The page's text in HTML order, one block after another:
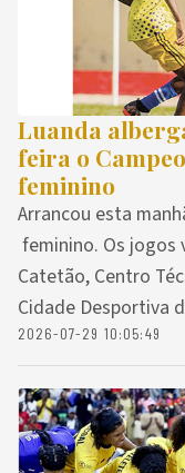
Luanda
feira o
feminino
Arrancou esta
feminino. Os jogos
Catetão, Centro
Cidade Desportiva
2026-07-29 10:05:49